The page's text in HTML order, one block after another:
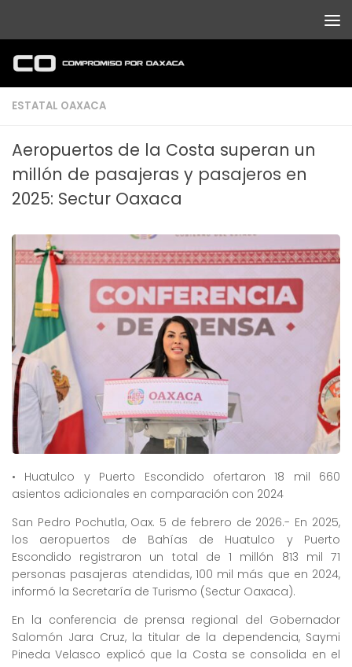
ESTATAL OAXACA
Aeropuertos de la Costa superan un
millón de pasajeras y pasajeros en
2025: Sectur Oaxaca
• Huatulco y Puerto Escondido ofertaron 18 mil 660
asientos adicionales en comparación con 2024
San Pedro Pochutla, Oax. 5 de febrero de 2026.- En 2025,
los aeropuertos de Bahías de Huatulco y Puerto
Escondido registraron un total de 1 millón 813 mil 71
personas pasajeras atendidas, 100 mil más que en 2024,
informó la Secretaría de Turismo (Sectur Oaxaca).
En la conferencia de prensa regional del Gobernador
Salomón Jara Cruz, la titular de la dependencia, Saymi
Pineda Velasco explicó que la Costa se consolida en el